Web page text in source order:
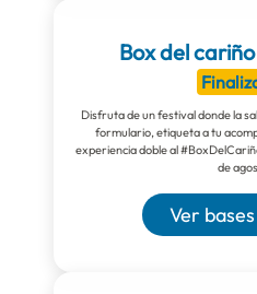
Box del
Disfruta de un festival donde la
formulario, etiqueta a tu
experiencia doble al
de
Ver